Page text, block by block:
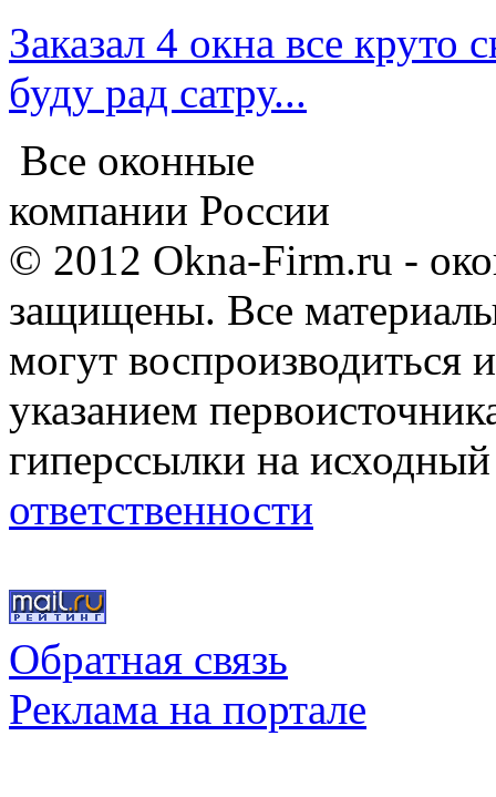
Заказал 4 окна все круто
буду рад сатру...
Все оконные
компании России
© 2012 Okna-Firm.ru -
защищены. Все
могут воспроизводиться
указанием
гиперссылки на
ответственности
Обратная связь
Реклама на портале